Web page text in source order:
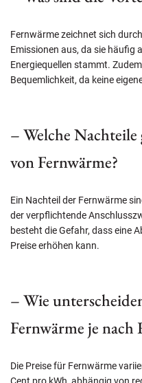
Fernwärme zeichnet sich
Emissionen aus, da sie häufig
Energiequellen stammt.
Bequemlichkeit, da keine
– Welche
von Fernwärme?
Ein Nachteil der Fernwärme
der verpflichtende
besteht die Gefahr, dass eine
Preise erhöhen kann.
– Wie
Fernwärme je nach
Die Preise für Fernwärme